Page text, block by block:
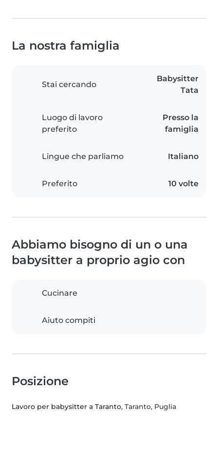
La nostra famiglia
Stai cercando
Babysitter
Tata
Luogo di lavoro
preferito
Presso la
famiglia
Lingue che parliamo Italiano
Preferito 10 volte
Abbiamo bisogno di un o una
babysitter a proprio agio con
Cucinare
Aiuto compiti
Posizione
Lavoro per babysitter a Taranto, Taranto, Puglia